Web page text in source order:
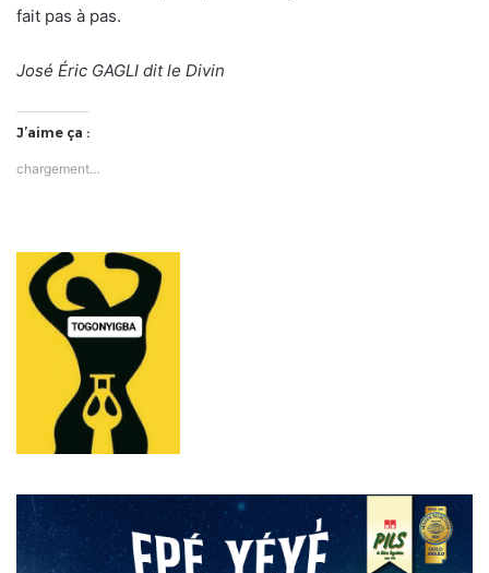
fait pas à pas.
José Éric GAGLI dit le Divin
J’aime ça :
chargement…